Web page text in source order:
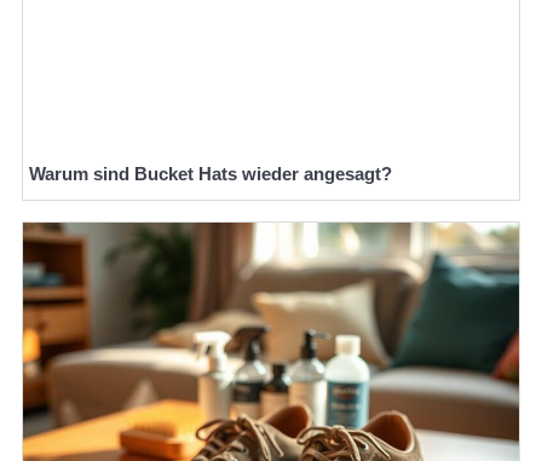
Warum sind Bucket Hats wieder angesagt?